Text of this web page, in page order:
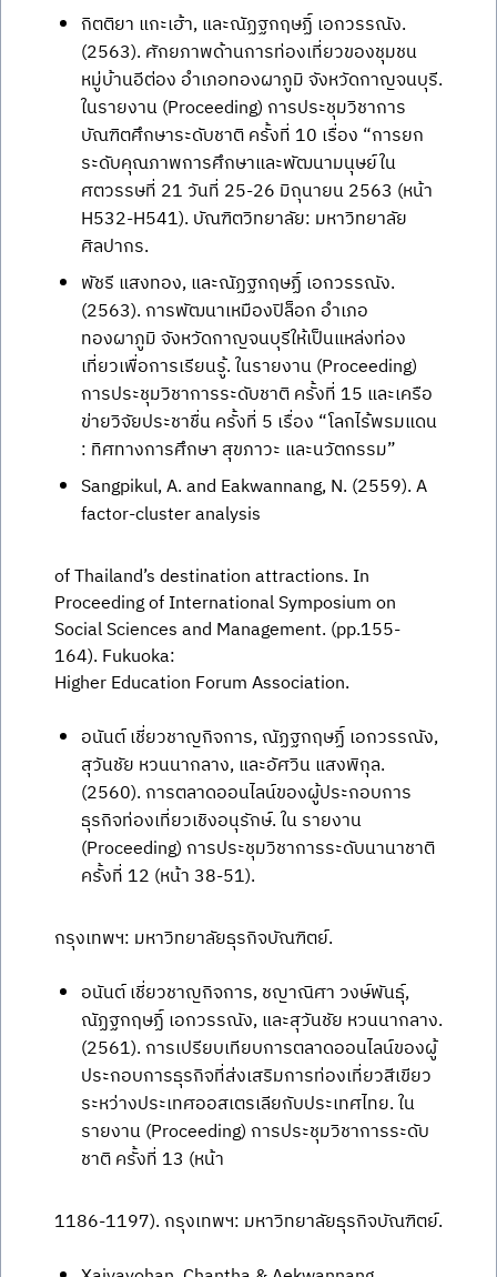
กิตติยา แกะเฮ้า, และณัฏฐกฤษฏิ์ เอกวรรณัง.
(2563). ศักยภาพด้านการท่องเที่ยวของชุมชน
หมู่บ้านอีต่อง อำเภอทองผาภูมิ จังหวัดกาญจนบุรี.
ในรายงาน (Proceeding) การประชุมวิชาการ
บัณฑิตศึกษาระดับชาติ ครั้งที่ 10 เรื่อง “การยก
ระดับคุณภาพการศึกษาและพัฒนามนุษย์ใน
ศตวรรษที่ 21 วันที่ 25-26 มิถุนายน 2563 (หน้า
H532-H541). บัณฑิตวิทยาลัย: มหาวิทยาลัย
ศิลปากร.
พัชรี แสงทอง, และณัฏฐกฤษฏิ์ เอกวรรณัง.
(2563). การพัฒนาเหมืองปิล็อก อำเภอ
ทองผาภูมิ จังหวัดกาญจนบุรีให้เป็นแหล่งท่อง
เที่ยวเพื่อการเรียนรู้. ในรายงาน (Proceeding)
การประชุมวิชาการระดับชาติ ครั้งที่ 15 และเครือ
ข่ายวิจัยประชาชื่น ครั้งที่ 5 เรื่อง “โลกไร้พรมแดน
: ทิศทางการศึกษา สุขภาวะ และนวัตกรรม”
Sangpikul, A. and Eakwannang, N. (2559). A
factor-cluster analysis
of Thailand’s destination attractions. In
Proceeding of International Symposium on
Social Sciences and Management. (pp.155-
164). Fukuoka:
Higher Education Forum Association.
อนันต์ เชี่ยวชาญกิจการ, ณัฏฐกฤษฏิ์ เอกวรรณัง,
สุวันชัย หวนนากลาง, และอัศวิน แสงพิกุล.
(2560). การตลาดออนไลน์ของผู้ประกอบการ
ธุรกิจท่องเที่ยวเชิงอนุรักษ์. ใน รายงาน
(Proceeding) การประชุมวิชาการระดับนานาชาติ
ครั้งที่ 12 (หน้า 38-51).
กรุงเทพฯ: มหาวิทยาลัยธุรกิจบัณฑิตย์.
อนันต์ เชี่ยวชาญกิจการ, ชญาณิศา วงษ์พันธุ์,
ณัฏฐกฤษฏิ์ เอกวรรณัง, และสุวันชัย หวนนากลาง.
(2561). การเปรียบเทียบการตลาดออนไลน์ของผู้
ประกอบการธุรกิจที่ส่งเสริมการท่องเที่ยวสีเขียว
ระหว่างประเทศออสเตรเลียกับประเทศไทย. ใน
รายงาน (Proceeding) การประชุมวิชาการระดับ
ชาติ ครั้งที่ 13 (หน้า
1186-1197). กรุงเทพฯ: มหาวิทยาลัยธุรกิจบัณฑิตย์.